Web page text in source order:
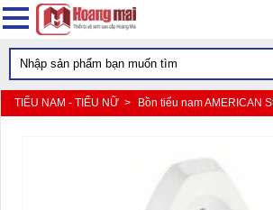
TIỂU NAM - TIỂU NỮ > Bồn tiểu nam AMERICAN